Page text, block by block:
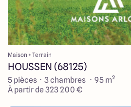
Maison + Terrain
HOUSSEN (68125)
5 pièces · 3 chambres · 95 m²
À partir de 323 200 €